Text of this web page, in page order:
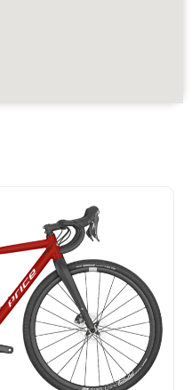
Ursprünglicher
Preis
war:
CHF 2'020
ist:
CHF